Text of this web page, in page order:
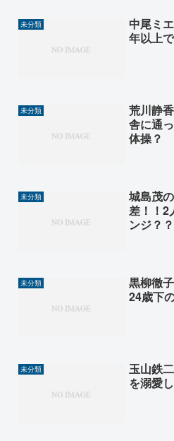
未分類
中尾ミ
年以上
未分類
荒川静
舎に通
体操？
未分類
城島茂
差！！2
ンジ？
未分類
黒柳徹
24歳下
未分類
玉山鉄
を溺愛